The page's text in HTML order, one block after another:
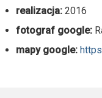
realizacja: 2016
fotograf google:
mapy google: